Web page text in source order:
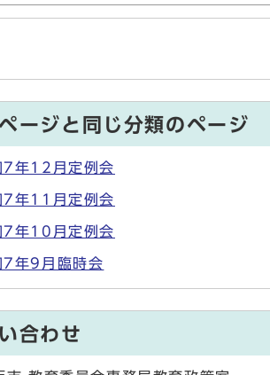
ージと同じ分類のページ
7年12月定例会
7年11月定例会
7年10月定例会
7年9月臨時会
合わせ